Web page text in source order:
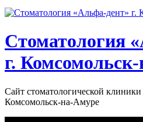
Стоматология
г.
Сайт стоматологической
Комсомольск-на-Амуре